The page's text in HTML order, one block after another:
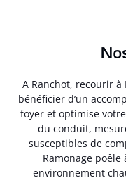
A Ranchot, recourir à
bénéficier d’un
foyer et optimise
du conduit,
susceptibles de
Ramonage
environnement